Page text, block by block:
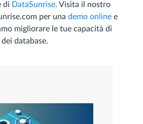
di DataSunrise. Visita il nostro
per una demo online e
migliorare le tue capacità di
database.